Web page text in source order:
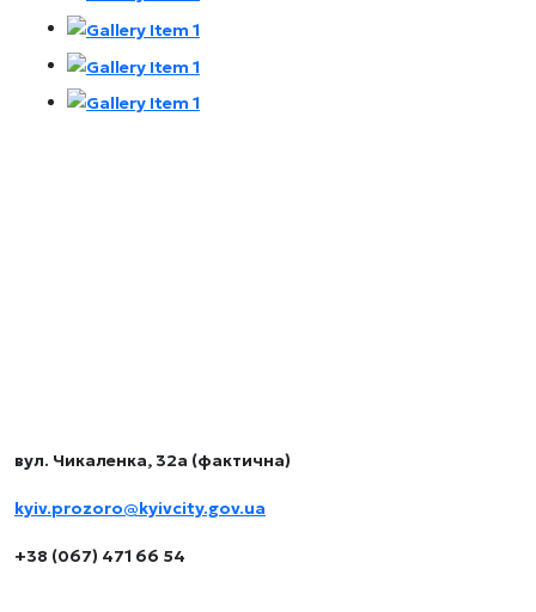
вул. Чикаленка, 32а (фактична)
kyiv.prozoro@kyivcity.gov.ua
+38 (067) 471 66 54